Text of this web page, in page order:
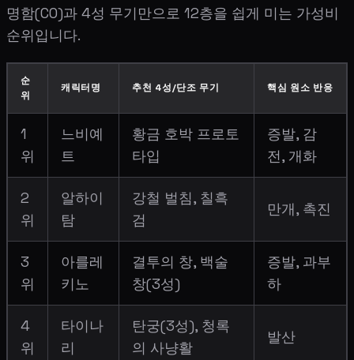
명함(C0)과 4성 무기만으로 12층을 쉽게 미는 가성비
순위입니다.
순
위
캐릭터명 추천 4성/단조 무기 핵심 원소 반응
1
위
느비예
트
황금 호박 프로토
타입
증발, 감
전, 개화
2
위
알하이
탐
강철 벌침, 칠흑
검
만개, 촉진
3
위
아를레
키노
결투의 창, 백술
창(3성)
증발, 과부
하
4
위
타이나
리
탄궁(3성), 청록
의 사냥활
발산